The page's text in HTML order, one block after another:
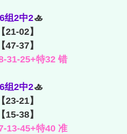
6组2中2🚣
21-02】
47-37】
31-25+特32 错
6组2中2🚣
23-21】
15-38】
13-45+特40 准